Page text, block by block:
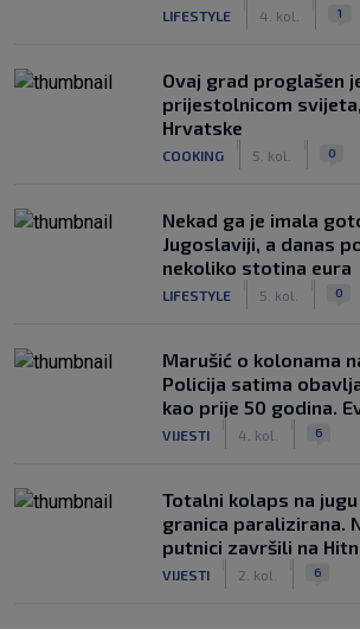
LIFESTYLE 4. kol. 1
Ovaj grad proglašen
prijestolnicom
Hrvatske
COOKING 5. kol. 0
Nekad ga je imala
Jugoslaviji, a danas
nekoliko stotina eura
LIFESTYLE 5. kol. 0
Marušić o kolonama
Policija satima
kao prije 50 godina.
VIJESTI 4. kol. 6
Totalni kolaps na
granica paralizirana.
putnici završili na
VIJESTI 2. kol. 6